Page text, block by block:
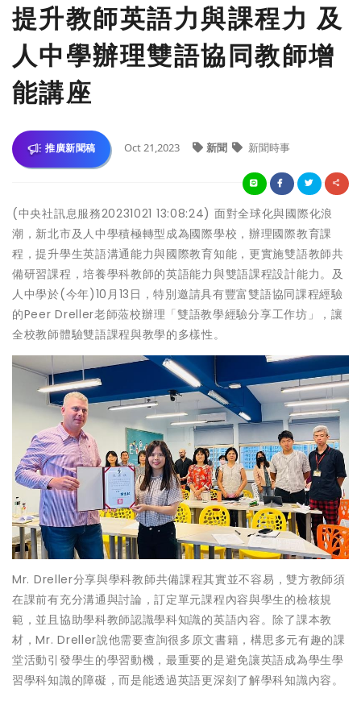
提升教師英語力與課程力 及
人中學辦理雙語協同教師增
能講座
推廣新聞稿 Oct 21,2023 新聞 新聞時事
(中央社訊息服務20231021 13:08:24) 面對全球化與國際化浪
潮，新北市及人中學積極轉型成為國際學校，辦理國際教育課
程，提升學生英語溝通能力與國際教育知能，更實施雙語教師共
備研習課程，培養學科教師的英語能力與雙語課程設計能力。及
人中學於(今年)10月13日，特別邀請具有豐富雙語協同課程經驗
的Peer Dreller老師蒞校辦理「雙語教學經驗分享工作坊」，讓
全校教師體驗雙語課程與教學的多樣性。
Mr. Dreller分享與學科教師共備課程其實並不容易，雙方教師須
在課前有充分溝通與討論，訂定單元課程內容與學生的檢核規
範，並且協助學科教師認識學科知識的英語內容。除了課本教
材，Mr. Dreller說他需要查詢很多原文書籍，構思多元有趣的課
堂活動引發學生的學習動機，最重要的是避免讓英語成為學生學
習學科知識的障礙，而是能透過英語更深刻了解學科知識內容。